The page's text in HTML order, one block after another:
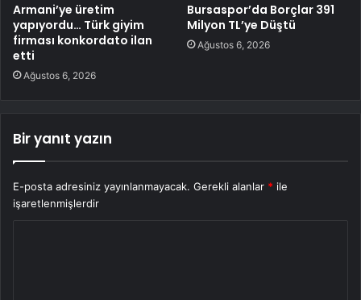
Armani’ye üretim
yapıyordu… Türk giyim
firması konkordato ilan
etti
Ağustos 6, 2026
Bursaspor’da Borçlar 391
Milyon TL’ye Düştü
Ağustos 6, 2026
Bir yanıt yazın
E-posta adresiniz yayınlanmayacak. Gerekli alanlar * ile
işaretlenmişlerdir